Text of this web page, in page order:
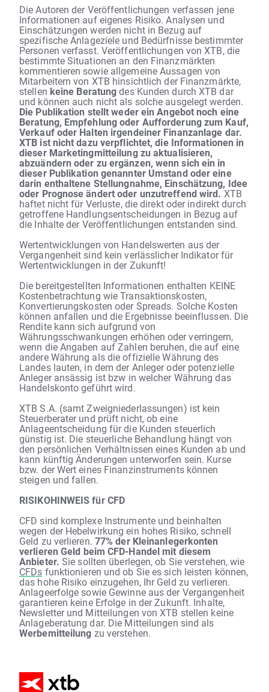
Die Autoren der Veröffentlichungen verfassen jene
Informationen auf eigenes Risiko. Analysen und
Einschätzungen werden nicht in Bezug auf
spezifische Anlageziele und Bedürfnisse bestimmter
Personen verfasst. Veröffentlichungen von XTB, die
bestimmte Situationen an den Finanzmärkten
kommentieren sowie allgemeine Aussagen von
Mitarbeitern von XTB hinsichtlich der Finanzmärkte,
stellen keine Beratungdes Kunden durch XTB dar
und können auch nicht als solche ausgelegt werden.
Die Publikation stellt weder ein Angebot noch eine
Beratung, Empfehlung oder Aufforderung zum Kauf,
Verkauf oder Halten irgendeiner Finanzanlage dar.
XTB ist nicht dazu verpflichtet, die Informationen in
dieser Marketingmitteilung zu aktualisieren,
abzuändern oder zu ergänzen, wenn sich ein in
dieser Publikation genannter Umstand oder eine
darin enthaltene Stellungnahme, Einschätzung, Idee
oder Prognose ändert oder unzutreffend wird. XTB
haftet nicht für Verluste, die direkt oder indirekt durch
getroffene Handlungsentscheidungen in Bezug auf
die Inhalte der Veröffentlichungen entstanden sind.
Wertentwicklungen von Handelswerten aus der
Vergangenheit sind kein verlässlicher Indikator für
Wertentwicklungen in der Zukunft!
Die bereitgestellten Informationen enthalten KEINE
Kostenbetrachtung wie Transaktionskosten,
Konvertierungskosten oder Spreads. Solche Kosten
können anfallen und die Ergebnisse beeinflussen. Die
Rendite kann sich aufgrund von
Währungsschwankungen erhöhen oder verringern,
wenn die Angaben auf Zahlen beruhen, die auf eine
andere Währung als die offizielle Währung des
Landes lauten, in dem der Anleger oder potenzielle
Anleger ansässig ist bzw in welcher Währung das
Handelskonto geführt wird.
XTB S.A. (samt Zweigniederlassungen) ist kein
Steuerberater und prüft nicht, ob eine
Anlageentscheidung für die Kunden steuerlich
günstig ist. Die steuerliche Behandlung hängt von
den persönlichen Verhältnissen eines Kunden ab und
kann künftig Änderungen unterworfen sein. Kurse
bzw. der Wert eines Finanzinstruments können
steigen und fallen.
RISIKOHINWEIS für CFD
CFD sind komplexe Instrumente und beinhalten
wegen der Hebelwirkung ein hohes Risiko, schnell
Geld zu verlieren. 77% der Kleinanlegerkonten
verlieren Geld beim CFD-Handel mit diesem
Anbieter. Sie sollten überlegen, ob Sie verstehen, wie
CFDs funktionieren und ob Sie es sich leisten können,
das hohe Risiko einzugehen, Ihr Geld zu verlieren.
Anlageerfolge sowie Gewinne aus der Vergangenheit
garantieren keine Erfolge in der Zukunft. Inhalte,
Newsletter und Mitteilungen von XTB stellen keine
Anlageberatung dar. Die Mitteilungen sind als
Werbemitteilung zu verstehen.